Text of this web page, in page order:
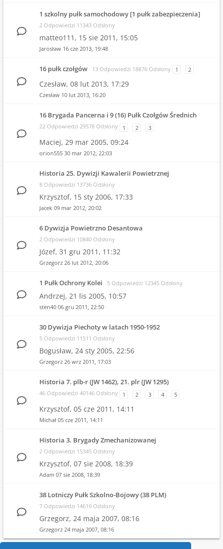
1 szkolny pułk samochodowy [1 pułk zabezpieczenia]
2 Odpowiedzi 11343 Odsłony
matteo111, 15 sie 2011, 15:05
Jarosław 16 cze 2013, 19:48
16 pułk czołgów 13 Odpowiedzi 18876 Odsłony 1 2
Czesław, 08 lut 2013, 17:29
Czesław 10 lut 2013, 16:20
16 Brygada Pancerna i 9 (16) Pułk Czołgów Średnich
22 Odpowiedzi 29578 Odsłony 1 2 3
Maciej, 29 mar 2005, 09:24
orion555 30 mar 2012, 22:03
Historia 25. Dywizji Kawalerii Powietrznej
8 Odpowiedzi 13736 Odsłony
Krzysztof, 15 sty 2006, 17:33
Jacek 09 mar 2012, 20:02
6 Dywizja Powietrzno Desantowa
2 Odpowiedzi 10840 Odsłony
Józef, 31 gru 2011, 11:32
Grzegorz 26 lut 2012, 20:06
1 Pułk Ochrony Kolei 5 Odpowiedzi 12345 Odsłony
Andrzej, 21 lis 2005, 10:57
sten40 06 gru 2011, 22:50
30 Dywizja Piechoty w latach 1950-1952
5 Odpowiedzi 11511 Odsłony
Bogusław, 24 sty 2005, 22:56
Grzegorz 26 wrz 2011, 17:03
Historia 7. plb-r (JW 1462), 21. plr (JW 1295)
46 Odpowiedzi 40146 Odsłony 1 2 3 4 5
Krzysztof, 05 cze 2011, 14:11
Michał 05 cze 2011, 14:11
Historia 3. Brygady Zmechanizowanej
2 Odpowiedzi 15345 Odsłony
Krzysztof, 07 sie 2008, 18:39
Adam 07 sie 2008, 18:39
38 Lotniczy Pułk Szkolno-Bojowy (38 PLM)
7 Odpowiedzi 14619 Odsłony
Grzegorz, 24 maja 2007, 08:16
Grzegorz 24 maja 2007, 08:16